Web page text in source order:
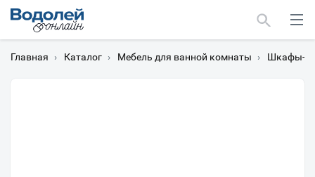
Главная › Каталог › Мебель для ванной комнаты › Шкафы-